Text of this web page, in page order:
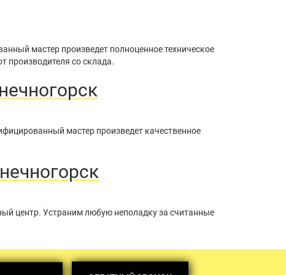
мастер произведет полноценное техническое
производителя со склада.
мастер произведет качественное
центр. Устраним любую неполадку за считанные